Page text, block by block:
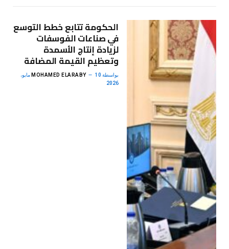
الحكومة تتابع خطط التوسع
في صناعات الفوسفات
لزيادة إنتاج الأسمدة
وتعظيم القيمة المضافة
بواسطة MOHAMED ELARABY 10 مايو،
2026